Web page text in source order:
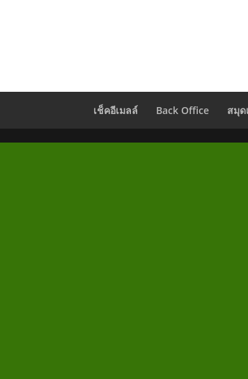
เช็คอีเมลล์ Back Office สมุด